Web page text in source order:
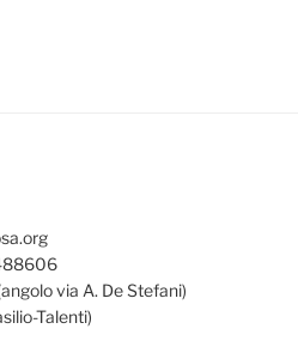
via A. De Stefani)
Talenti)